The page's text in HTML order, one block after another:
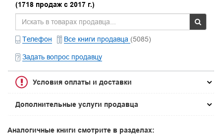
(1718 продаж с 2017 г.)
Телефон Все книги продавца (5085)
Задать вопрос продавцу
Условия оплаты и доставки
Дополнительные услуги продавца
Аналогичные книги смотрите в разделах: